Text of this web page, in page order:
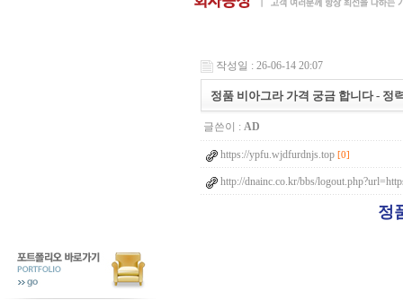
작성일 : 26-06-14 20:07
정품 비아그라 가격 궁금 합니다 - 정
글쓴이 : AD
https://ypfu.wjdfurdnjs.top [0]
http://dnainc.co.kr/bbs/
정